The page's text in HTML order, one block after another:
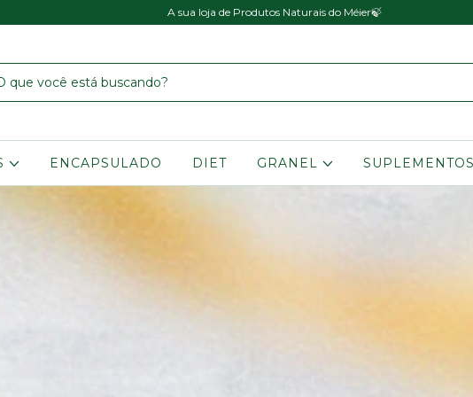
A sua loja de Produtos Naturais do Méier🍃
ENCAPSULADO DIET GRANEL SUPLEMENTOS